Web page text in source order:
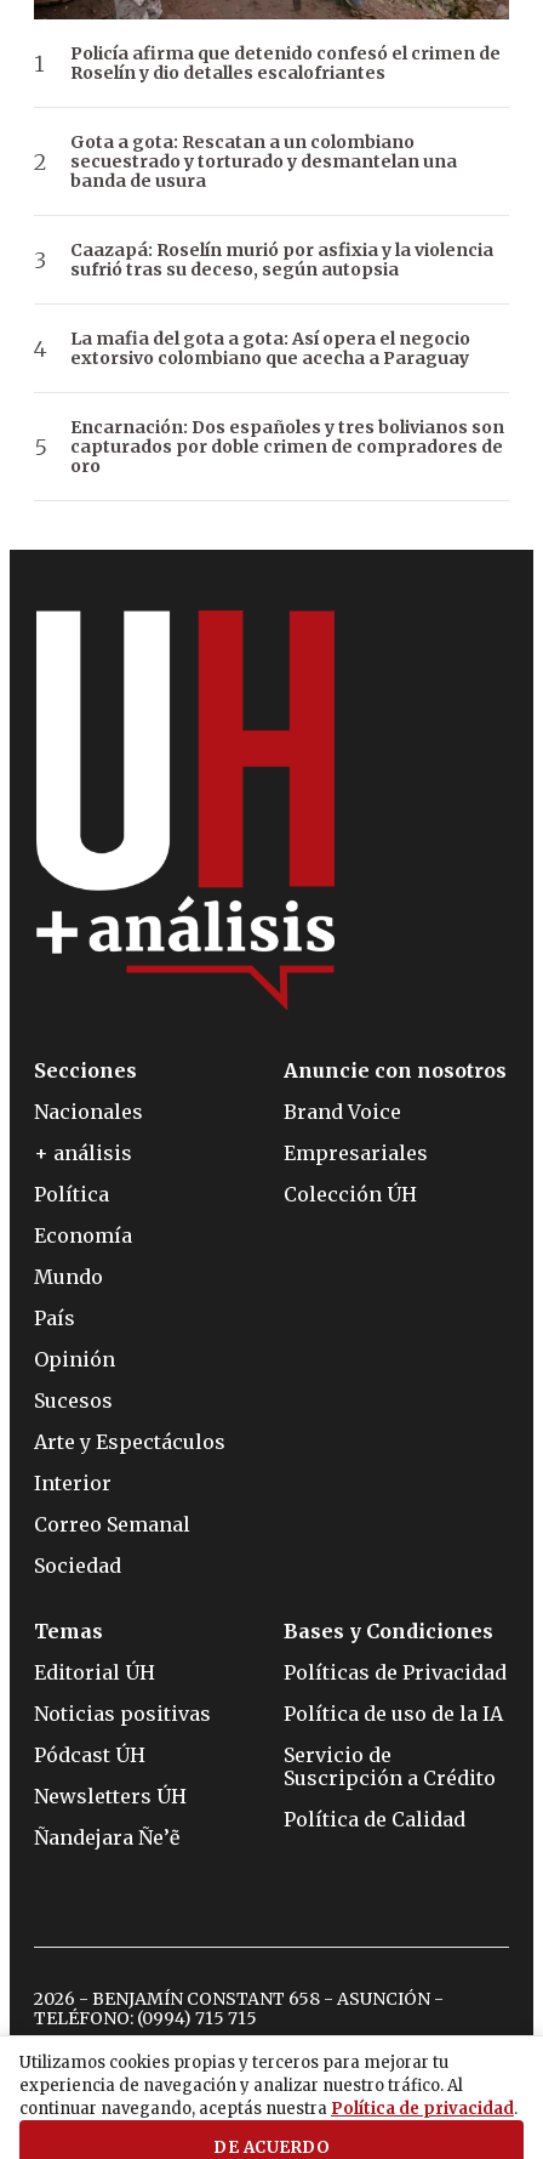
Policía afirma que detenido confesó el crimen de
Roselín y dio detalles escalofriantes
Gota a gota: Rescatan a un colombiano
secuestrado y torturado y desmantelan una
banda de usura
Caazapá: Roselín murió por asfixia y la violencia
sufrió tras su deceso, según autopsia
La mafia del gota a gota: Así opera el negocio
extorsivo colombiano que acecha a Paraguay
Encarnación: Dos españoles y tres bolivianos son
capturados por doble crimen de compradores de
oro
Utilizamos cookies propias y terceros para mejorar tu
experiencia de navegación y analizar nuestro tráfico. Al
continuar navegando, aceptás nuestra Política de privacidad.
DE ACUERDO
Secciones
Nacionales
+ análisis
Política
Economía
Mundo
País
Opinión
Sucesos
Arte y Espectáculos
Interior
Correo Semanal
Sociedad
Anuncie con nosotros
Brand Voice
Empresariales
Colección ÚH
Temas
Editorial ÚH
Noticias positivas
Pódcast ÚH
Newsletters ÚH
Ñandejara Ñe’ẽ
Bases y Condiciones
Políticas de Privacidad
Política de uso de la IA
Servicio de
Suscripción a Crédito
Política de Calidad
2026 - BENJAMÍN CONSTANT 658 - ASUNCIÓN -
TELÉFONO: (0994) 715 715
twitterinstagram
facebook
tiktokyoutubespotify